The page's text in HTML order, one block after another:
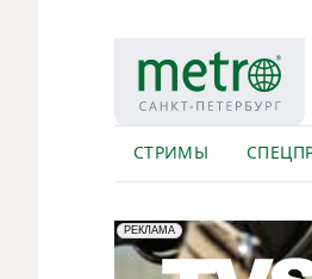
СТРИМЫ
erid: LdtCK5Efv
РЕКЛАМА
АО "ГАТР", ИНН: 7841320717